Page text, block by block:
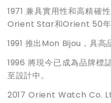
1971 兼具實用性和高精確
Orient Star和Orient 50年
1991 推出Mon Bijou，具高
1996 將現今已成為品牌標
至設計中。
2017 Orient Watch Co.